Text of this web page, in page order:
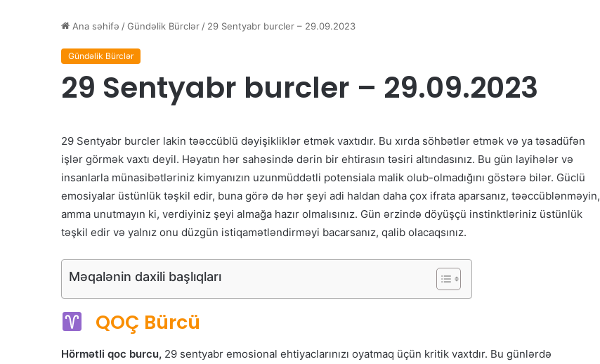
Ana səhifə /Gündəlik Bürclər / 29 Sentyabr burcler – 29.09.2023
Gündəlik Bürclər
29 Sentyabr burcler – 29.09.2023
29 Sentyabr burcler lakin təəccüblü dəyişikliklər etmək vaxtıdır. Bu xırda söhbətlər etmək və ya təsadüfən
işlər görmək vaxtı deyil. Həyatın hər sahəsində dərin bir ehtirasın təsiri altındasınız. Bu gün layihələr və
insanlarla münasibətləriniz kimyanızın uzunmüddətli potensiala malik olub-olmadığını göstərə bilər. Güclü
emosiyalar üstünlük təşkil edir, buna görə də hər şeyi adi haldan daha çox ifrata aparsanız, təəccüblənməyin,
amma unutmayın ki, verdiyiniz şeyi almağa hazır olmalısınız. Gün ərzində döyüşçü instinktləriniz üstünlük
təşkil edir və yalnız onu düzgün istiqamətləndirməyi bacarsanız, qalib olacaqsınız.
Məqalənin daxili başlıqları
QOÇ Bürcü
Hörmətli qoc burcu, 29 sentyabr emosional ehtiyaclarınızı oyatmaq üçün kritik vaxtdır. Bu günlərdə